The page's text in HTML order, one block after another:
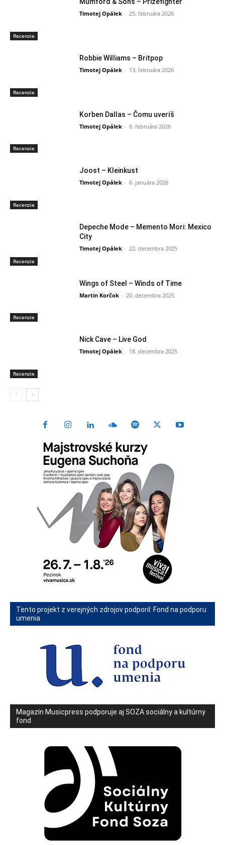
Recenzie
Mumford & Sons – Prizefighter
Timotej Opálek - 25. februára 2026
Recenzie
Robbie Williams – Britpop
Timotej Opálek - 13. februára 2026
Recenzie
Korben Dallas – Čomu uveríš
Timotej Opálek - 8. februára 2026
Recenzie
Joost – Kleinkust
Timotej Opálek - 6. januára 2026
Recenzie
Depeche Mode – Memento Mori: Mexico
City
Timotej Opálek - 22. decembra 2025
Recenzie
Wings of Steel – Winds of Time
Martin Korčok - 20. decembra 2025
Recenzie
Nick Cave – Live God
Timotej Opálek - 18. decembra 2025
Tento projekt z verejných zdrojov podporil: Fond na podporu
umenia
Magazín Musicpress podporuje aj SOZA sociálny a kultúrny
fond